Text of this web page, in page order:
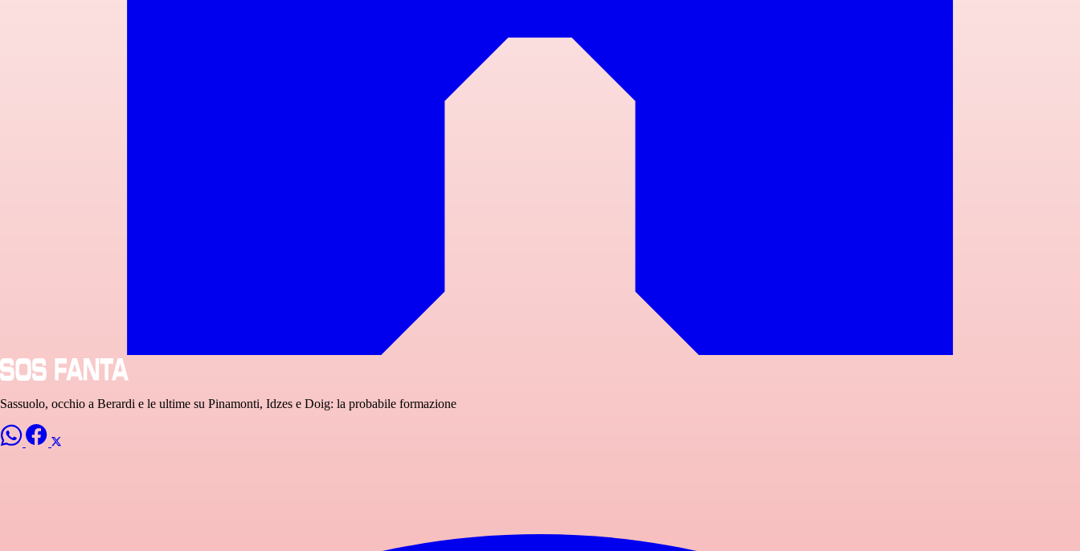
Sassuolo, occhio a Berardi e le ultime su Pinamonti, Idzes e Doig: la probabile formazione